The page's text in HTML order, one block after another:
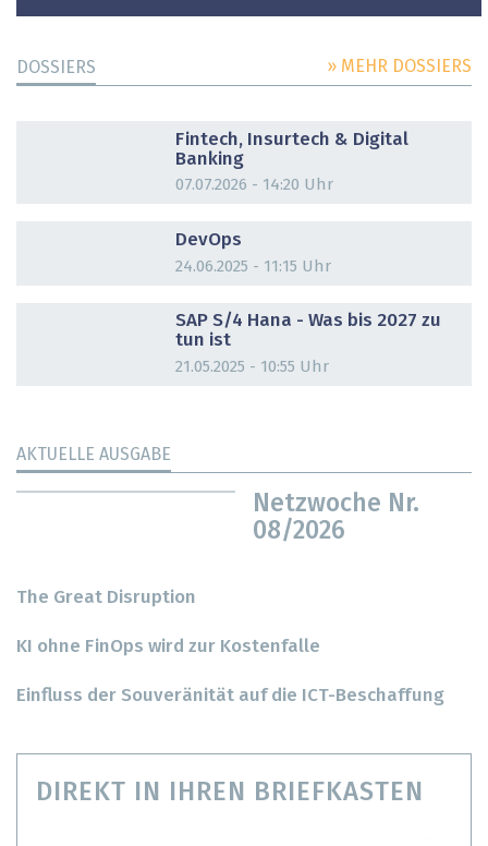
DOSSIERS » MEHR DOSSIERS
Fintech, Insurtech & Digital
Banking
07.07.2026 - 14:20 Uhr
DevOps
24.06.2025 - 11:15 Uhr
SAP S/4 Hana - Was bis 2027 zu
tun ist
21.05.2025 - 10:55 Uhr
AKTUELLE AUSGABE
Netzwoche Nr.
08/2026
The Great Disruption
KI ohne FinOps wird zur Kostenfalle
Einfluss der Souveränität auf die ICT-Beschaffung
DIREKT IN IHREN BRIEFKASTEN